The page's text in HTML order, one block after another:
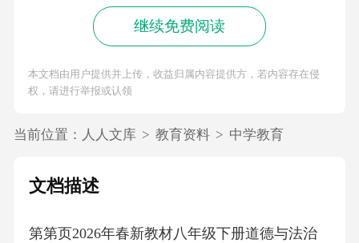
继续免费阅读
本文档由用户提供并上传，收益归属内容提供方，若内容存在侵
权，请进行举报或认领
当前位置： 人人文库 > 教育资料 > 中学教育
文档描述
第第页2026年春新教材八年级下册道德与法治